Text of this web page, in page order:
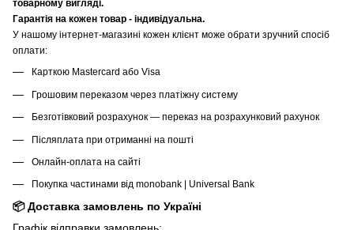
товарному вигляді.
Гарантія на кожен товар - індивідуальна.
У нашому інтернет-магазині кожен клієнт може обрати зручний спосіб
оплати:
Карткою Mastercard або Visa
Грошовим переказом через платіжну систему
Безготівковий розрахунок — переказ на розрахунковий рахунок
Післяплата при отриманні на пошті
Онлайн-оплата на сайті
Покупка частинами від monobank | Universal Bank
📦 Доставка замовлень по Україні
Графік відправки замовлень: